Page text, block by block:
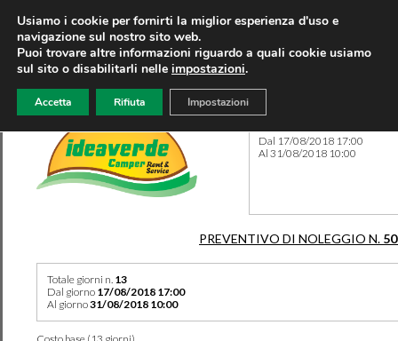
Dal 17/08/2018 17:00
Al 31/08/2018 10:00
PREVENTIVO DI NOLEGGIO N.
Totale giorni n. 13
Dal giorno 17/08/2018 17:00
Al giorno31/08/2018 10:00
Usiamo i cookie per fornirti la miglior esperienza d'uso e
navigazione sul nostro sito web.
Puoi trovare altre informazioni riguardo a quali cookie usiamo
sul sito o disabilitarli nelle impostazioni.
Accetta Rifiuta Impostazioni